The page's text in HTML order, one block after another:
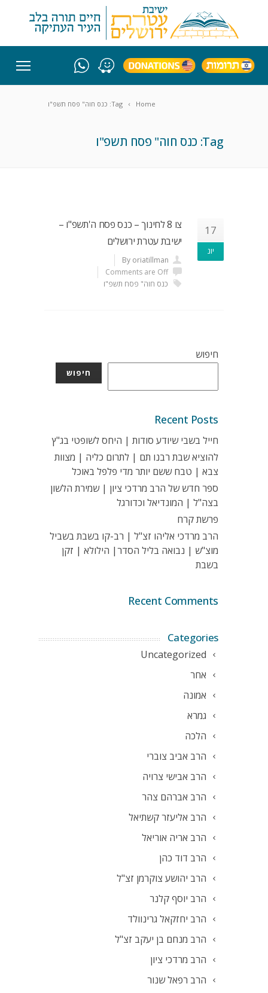
Home Tag: כנס חוה" פסח תשפ"ו
Tag: כנס חוה" פסח תשפ"ו
17
יונ
צו 8 לחינוך – כנס פסח ה'תשפ"ו –
ישיבת עטרת ירושלים
By oriatillman
Comments are Off
כנס חוה" פסח תשפ"ו
חיפוש
חיפוש
Recent Posts
חייל בשבי שיודע סודות | היחס לשופטי בג"ץ
להוציא שבת רבנו תם | לתרום כליה | מצוות
צבא | טבח ששם יותר מדי פלפל באוכל
ספר חדש של הרב מרדכי ציון | שמירת הלשון
בצה"ל | המונדיאל וכדורגל
פרשת קרח
הרב מרדכי אליהו זצ"ל | רב-קו בשבת בשביל
מוצ"ש | נבואה בליל הסדר| הילולא | זקן
בשבת
Recent Comments
Categories
Uncategorized
אחר
אמונה
גמרא
הלכה
הרב אביב צוברי
הרב אבישי צרויה
הרב אברהם צהר
הרב אליעזר קשתיאל
הרב אריה אוריאל
הרב דוד כהן
הרב יהושע צוקרמן זצ"ל
הרב יוסף קלנר
הרב יחזקאל גרינוולד
הרב מנחם בן יעקב זצ"ל
הרב מרדכי ציון
הרב רפאל שנור